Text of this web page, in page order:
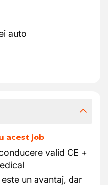
auto
acest job
valid CE +
un avantaj, dar